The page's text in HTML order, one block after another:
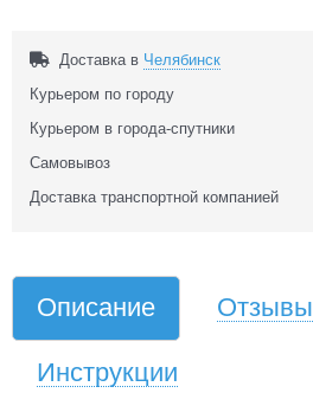
Доставка в Челябинск
Курьером по городу
Курьером в города-спутники
Самовывоз
Доставка транспортной компанией
Описание Отзывы
Инструкции